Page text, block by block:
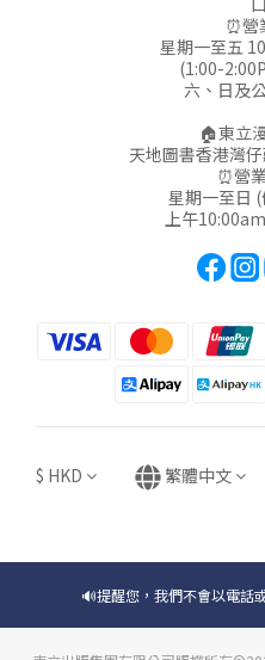
⏰營
星期一至五
(1:00-
六、日及
🏠東立
天地圖書香港灣
⏰營
星期一至日
上午
$ HKD 繁體中文
🔊提醒您，我們不會以電話